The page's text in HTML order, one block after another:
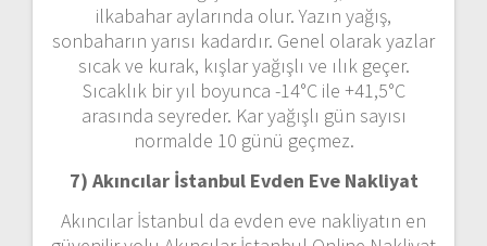
ilkabahar aylarında olur. Yazın yağış,
sonbaharın yarısı kadardır. Genel olarak yazlar
sıcak ve kurak, kışlar yağışlı ve ılık geçer.
Sıcaklık bir yıl boyunca -14°C ile +41,5°C
arasında seyreder. Kar yağışlı gün sayısı
normalde 10 günü geçmez.
7) Akıncılar İstanbul Evden Eve Nakliyat
Akıncılar İstanbul da evden eve nakliyatın en